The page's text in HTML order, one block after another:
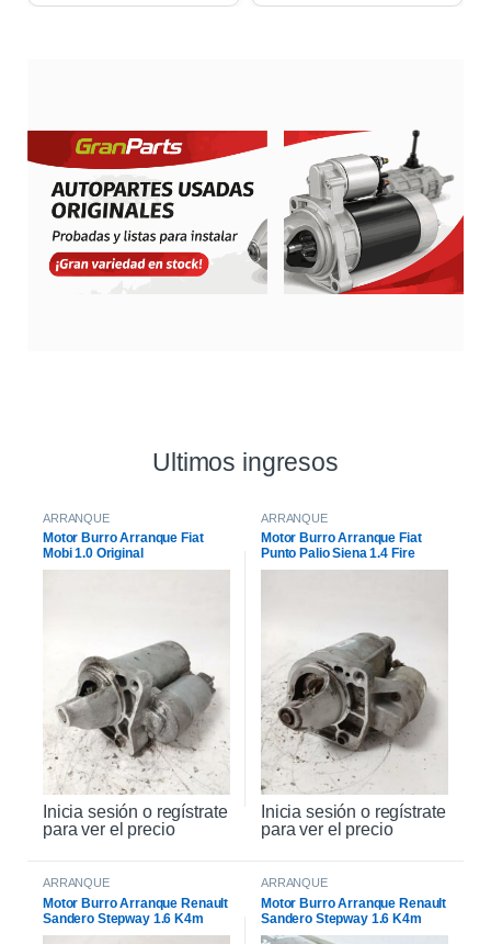
Ultimos ingresos
ARRANQUE
Motor Burro Arranque Fiat
Mobi 1.0 Original
Inicia sesión o regístrate
para ver el precio
ARRANQUE
Motor Burro Arranque Fiat
Punto Palio Siena 1.4 Fire
Original
Inicia sesión o regístrate
para ver el precio
ARRANQUE
Motor Burro Arranque Renault
Sandero Stepway 1.6 K4m
Original
ARRANQUE
Motor Burro Arranque Renault
Sandero Stepway 1.6 K4m